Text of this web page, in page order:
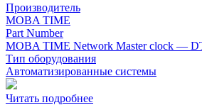
Производитель
MOBA TIME
Part Number
MOBA TIME Network Master clock —
Тип оборудования
Автоматизированные системы
Читать подробнее